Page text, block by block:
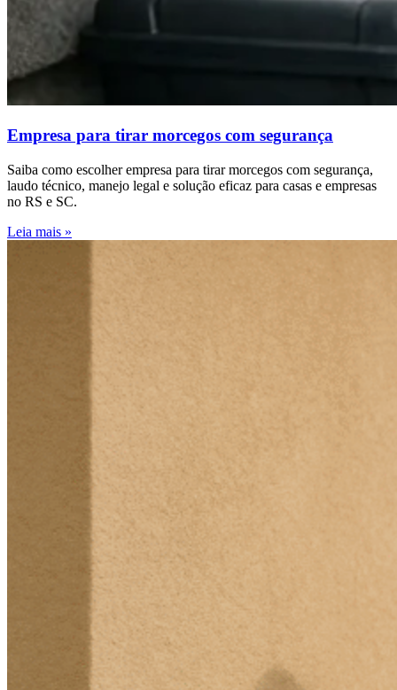
Empresa para tirar morcegos com segurança
Saiba como escolher empresa para tirar morcegos com segurança,
laudo técnico, manejo legal e solução eficaz para casas e empresas
no RS e SC.
Leia mais »